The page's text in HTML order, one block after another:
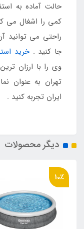
حالت آماده به
کمی را اشغال می
راحتی می
جا کنید .خرید
وی را با ارزان
تهران به عنوان
ایران تجربه کنید .
دیگر محصولات
10٪